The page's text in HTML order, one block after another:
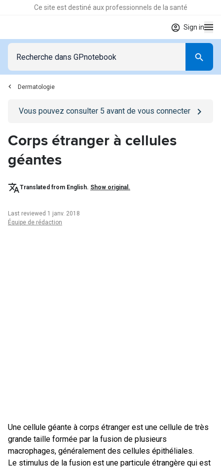
Ce site est destiné aux professionnels de la santé
Sign in
Dermatologie
Go to/se-connecterpage
Vous pouvez consulter 5 avant de vous connecter
Corps étranger à cellules
géantes
Translated from English. Show original.
Last reviewed 1 janv. 2018
Équipe de rédaction
Une cellule géante à corps étranger est une cellule de très
grande taille formée par la fusion de plusieurs
macrophages, généralement des cellules épithéliales.
Le stimulus de la fusion est une particule étrangère qui est